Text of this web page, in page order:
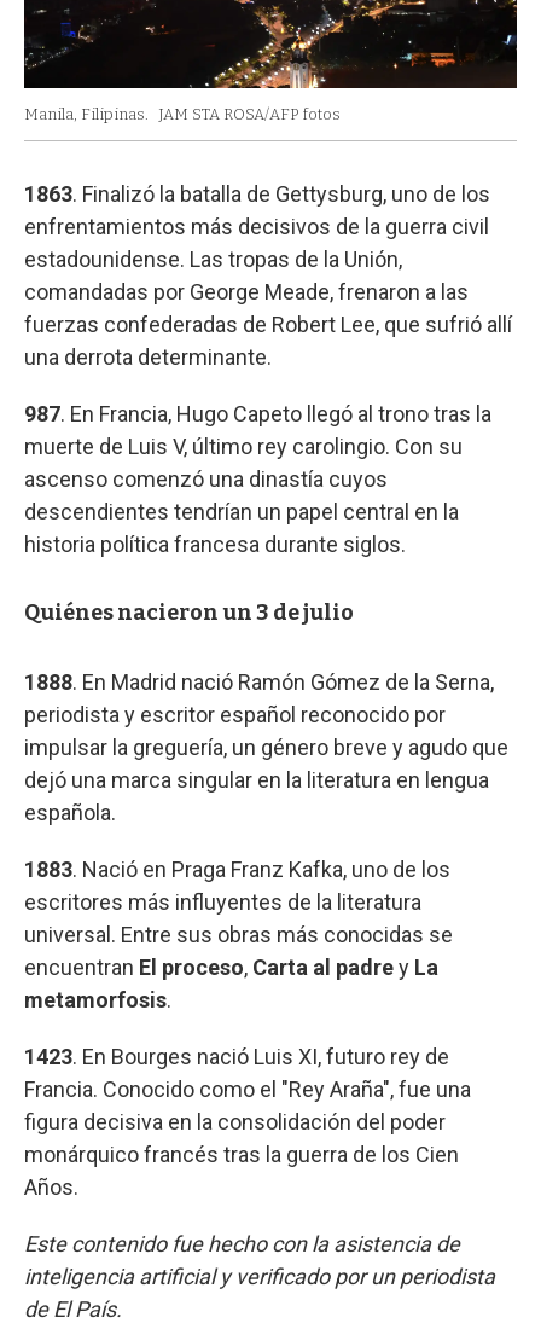
Manila, Filipinas. JAM STA ROSA/AFP fotos
1863. Finalizó la batalla de Gettysburg, uno de los
enfrentamientos más decisivos de la guerra civil
estadounidense. Las tropas de la Unión,
comandadas por George Meade, frenaron a las
fuerzas confederadas de Robert Lee, que sufrió allí
una derrota determinante.
987. En Francia, Hugo Capeto llegó al trono tras la
muerte de Luis V, último rey carolingio. Con su
ascenso comenzó una dinastía cuyos
descendientes tendrían un papel central en la
historia política francesa durante siglos.
Quiénes nacieron un 3 de julio
1888. En Madrid nació Ramón Gómez de la Serna,
periodista y escritor español reconocido por
impulsar la greguería, un género breve y agudo que
dejó una marca singular en la literatura en lengua
española.
1883. Nació en Praga Franz Kafka, uno de los
escritores más influyentes de la literatura
universal. Entre sus obras más conocidas se
encuentran El proceso, Carta al padrey La
metamorfosis.
1423. En Bourges nació Luis XI, futuro rey de
Francia. Conocido como el "Rey Araña", fue una
figura decisiva en la consolidación del poder
monárquico francés tras la guerra de los Cien
Años.
Este contenido fue hecho con la asistencia de
inteligencia artificial y verificado por un periodista
de El País.